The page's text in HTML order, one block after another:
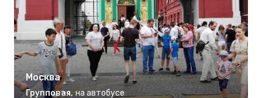
Москва
Групповая, на автобусе